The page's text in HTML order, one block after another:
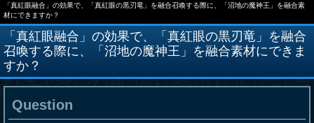
「真紅眼融合」の効果で、「真紅眼の黒刃竜」を融合召喚する際に、「沼地の魔神王」を融合素
材にできますか？
「真紅眼融合」の効果で、「真紅眼の黒刃竜」を融合
召喚する際に、「沼地の魔神王」を融合素材にできま
すか？
Question